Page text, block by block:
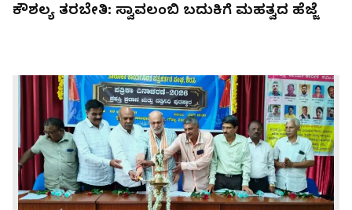
ಕೌಶಲ್ಯ ತರಬೇತಿ: ಸ್ವಾವಲಂಬಿ ಬದುಕಿಗೆ ಮಹತ್ವದ ಹೆಜ್ಜೆ